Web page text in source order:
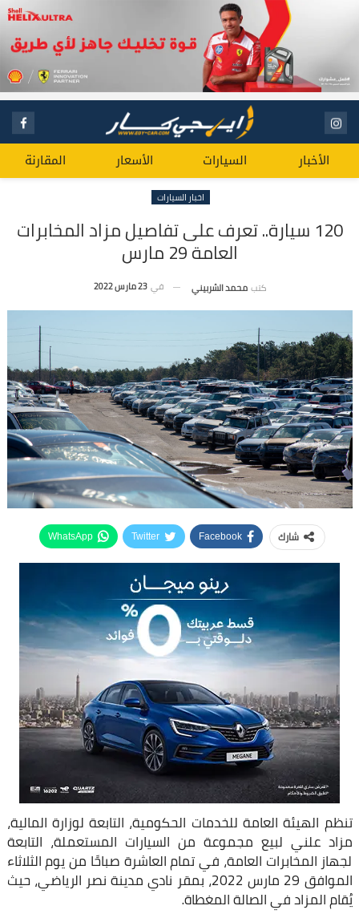
الأخبار السيارات الأسعار المقارنة
اخبار السيارات
120 سيارة.. تعرف على تفاصيل مزاد المخابرات
العامة 29 مارس
كتب محمد الشربيني في 23 مارس 2022
شارك Facebook
Twitter
WhatsApp
تنظم الهيئة العامة للخدمات الحكومية، التابعة لوزارة المالية،
مزاد علني لبيع مجموعة من السيارات المستعملة، التابعة
لجهاز المخابرات العامة، في تمام العاشرة صباحًا من يوم الثلاثاء
الموافق 29 مارس 2022، بمقر نادي مدينة نصر الرياضي، حيث
يُقام المزاد في الصالة المغطاة.